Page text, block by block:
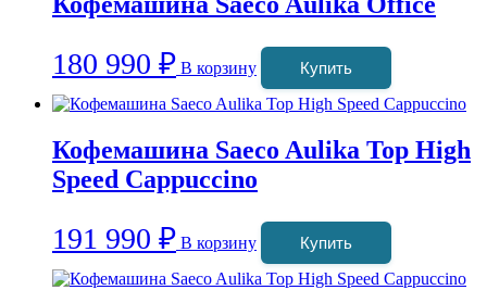
180 990 ₽ В корзину Купить
Кофемашина Saeco Aulika Top High
Speed Cappuccino
191 990 ₽ В корзину Купить